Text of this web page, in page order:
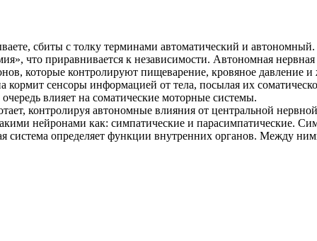
сбиты с толку терминами автоматический и
что приравнивается к независимости. Автономная нервная
которые контролируют пищеварение, кровяное давление
кормит сенсоры информацией от тела, посылая их
влияет на соматические моторные системы.
контролируя автономные влияния от центральной
нейронами как: симпатические и парасимпатические.
система определяет функции внутренних органов. Между